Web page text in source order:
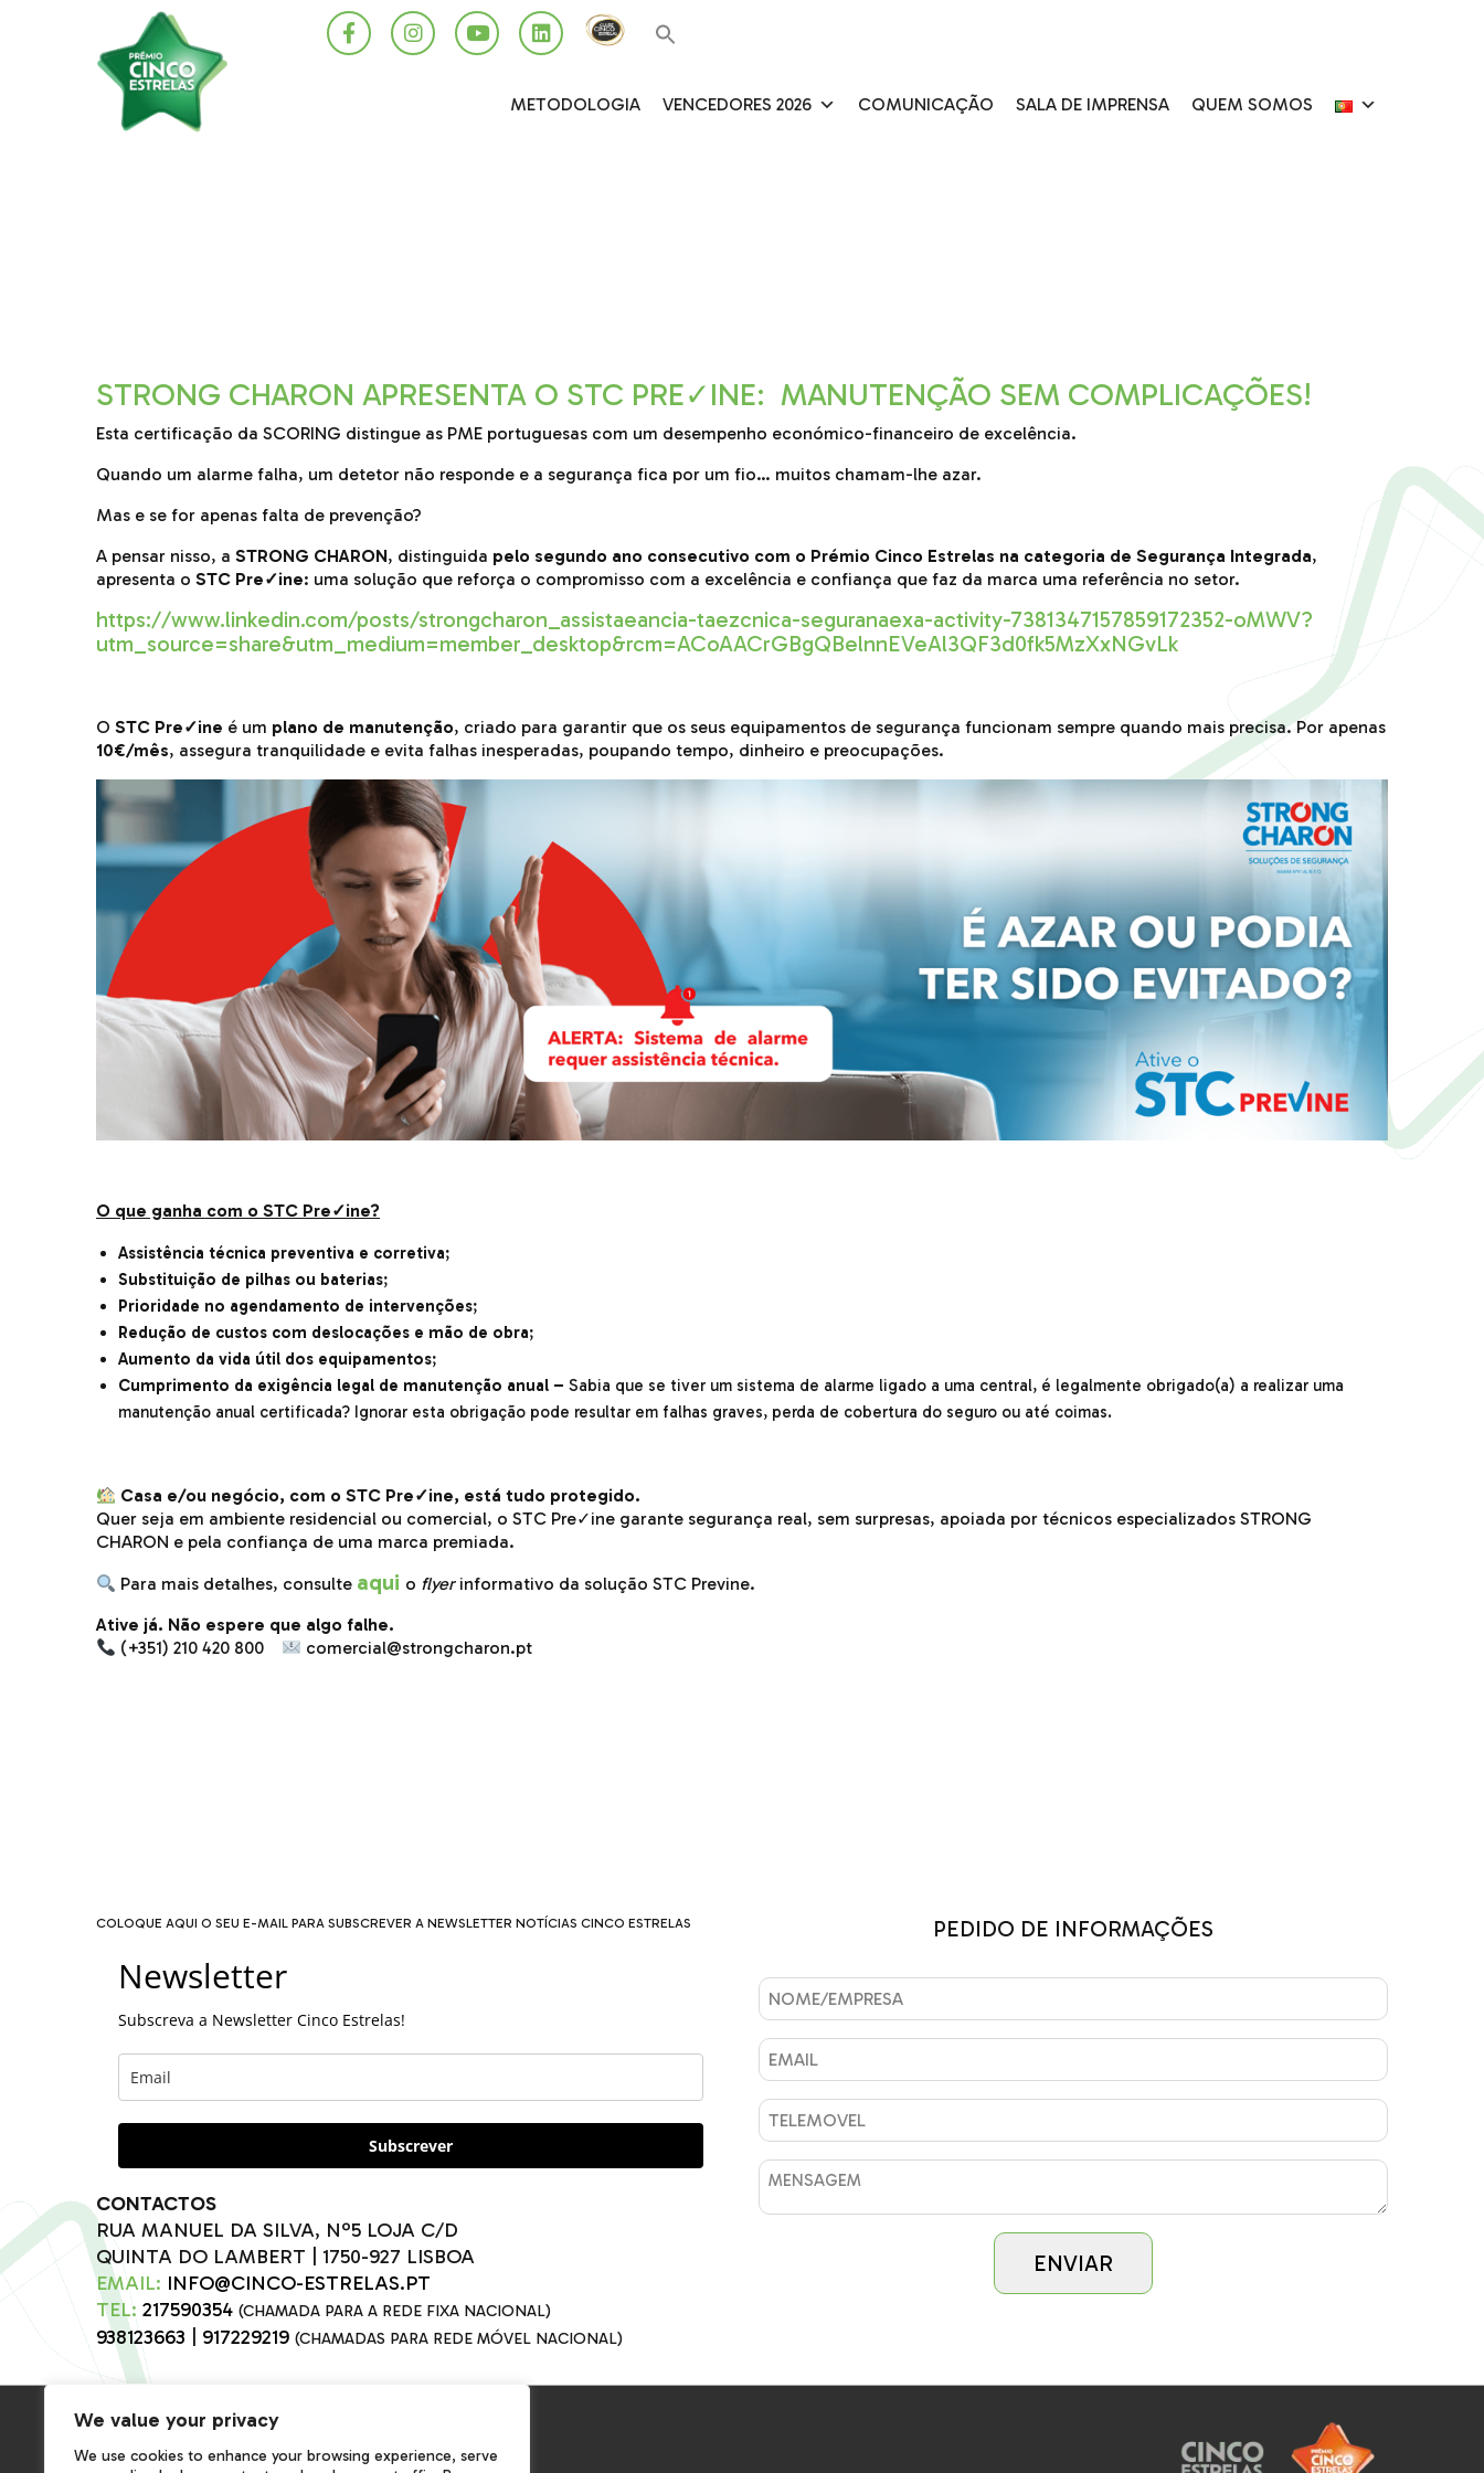
We value your privacy
We use cookies to enhance your browsing experience, serve
METODOLOGIA VENCEDORES 2026 COMUNICAÇÃO SALA DE IMPRENSA QUEM SOMOS
STRONG CHARON APRESENTA O STC PRE✓INE: MANUTENÇÃO SEM COMPLICAÇÕES!
Esta certificação da SCORING distingue as PME portuguesas com um desempenho económico-financeiro de excelência.
Quando um alarme falha, um detetor não responde e a segurança fica por um fio… muitos chamam-lhe azar.
Mas e se for apenas falta de prevenção?
A pensar nisso, a STRONG CHARON, distinguida pelo segundo ano consecutivo com o Prémio Cinco Estrelas na categoria de Segurança Integrada,
apresenta o STC Pre✓ine: uma solução que reforça o compromisso com a excelência e confiança que faz da marca uma referência no setor.
https://www.linkedin.com/posts/strongcharon_assistaeancia-taezcnica-seguranaexa-activity-7381347157859172352-oMWV?
utm_source=share&utm_medium=member_desktop&rcm=ACoAACrGBgQBelnnEVeAl3QF3d0fk5MzXxNGvLk
O STC Pre✓ine é um plano de manutenção, criado para garantir que os seus equipamentos de segurança funcionam sempre quando mais precisa. Por apenas
10€/mês, assegura tranquilidade e evita falhas inesperadas, poupando tempo, dinheiro e preocupações.
O que ganha com o STC Pre✓ine?
Assistência técnica preventiva e corretiva;
Substituição de pilhas ou baterias;
Prioridade no agendamento de intervenções;
Redução de custos com deslocações e mão de obra;
Aumento da vida útil dos equipamentos;
Cumprimento da exigência legal de manutenção anual – Sabia que se tiver um sistema de alarme ligado a uma central, é legalmente obrigado(a) a realizar uma
manutenção anual certificada? Ignorar esta obrigação pode resultar em falhas graves, perda de cobertura do seguro ou até coimas.
Casa e/ou negócio, com o STC Pre✓ine, está tudo protegido.
Quer seja em ambiente residencial ou comercial, o STC Pre✓ine garante segurança real, sem surpresas, apoiada por técnicos especializados STRONG
CHARON e pela confiança de uma marca premiada.
Para mais detalhes, consulte aqui o flyerinformativo da solução STC Previne.
Ative já. Não espere que algo falhe.
(+351) 210 420 800
comercial@strongcharon.pt
COLOQUE AQUI O SEU E-MAIL PARA SUBSCREVER A NEWSLETTER NOTÍCIAS CINCO ESTRELAS
Newsletter
Subscreva a Newsletter Cinco Estrelas!
Subscrever
CONTACTOS
RUA MANUEL DA SILVA, Nº5 LOJA C/D
QUINTA DO LAMBERT | 1750-927 LISBOA
EMAIL: INFO@CINCO-ESTRELAS.PT
TEL: 217590354 (CHAMADA PARA A REDE FIXA NACIONAL)
938123663 917229219 (CHAMADAS PARA REDE MÓVEL NACIONAL)
PEDIDO DE INFORMAÇÕES
SALA DE IMPRENSA COMUNICAÇÃO PRÉMIO